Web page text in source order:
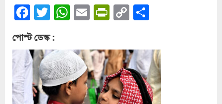
Facebook
Twitter
WhatsApp
EmailPrintFriendly
Copy
Link
পোস্ট ডেস্ক :